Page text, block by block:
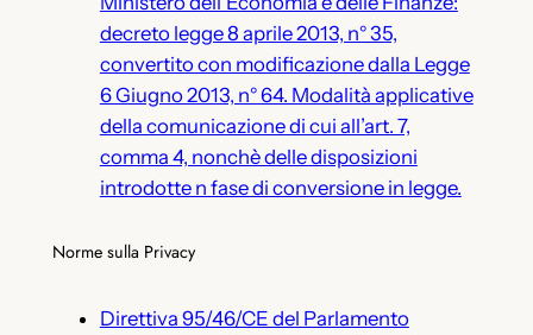
decreto legge 8 aprile 2013, n° 35,
convertito con modificazione dalla Legge
6 Giugno 2013, n° 64. Modalità applicative
della comunicazione di cui all’art. 7,
comma 4, nonchè delle disposizioni
introdotte n fase di conversione in legge.
Norme sulla Privacy
Direttiva 95/46/CE del Parlamento